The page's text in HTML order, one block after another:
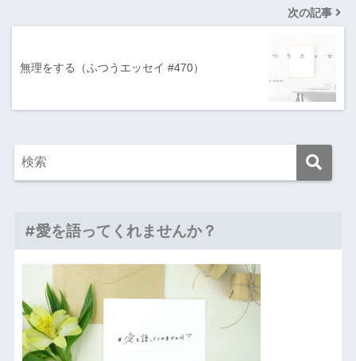
次の記事
無理をする（ふつうエッセイ #470）
#愛を語ってくれませんか？